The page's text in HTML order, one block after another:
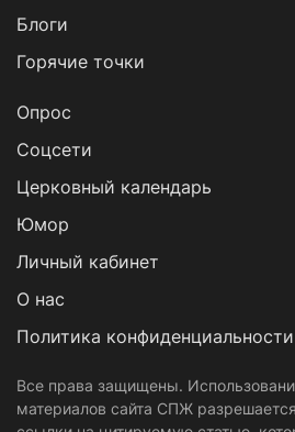
Блоги
Горячие точки
Опрос
Cоцсети
Церковный календарь
Юмор
Личный кабинет
О нас
Политика конфиденциальности
Все права защищены.
материалов сайта СПЖ